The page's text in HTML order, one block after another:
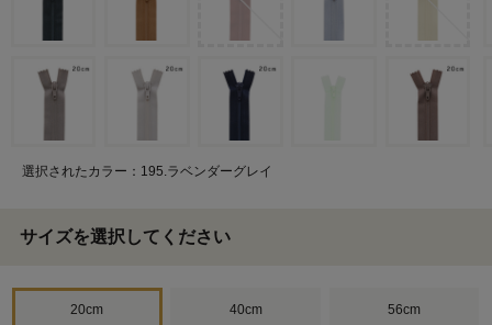
選択されたカラー：195.ラベンダーグレイ
サイズを選択してください
20cm 40cm 56cm